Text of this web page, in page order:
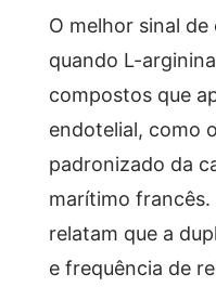
O melhor sinal
quando L-
compostos que
endotelial, como o
padronizado da
marítimo
relatam que a
e frequência de